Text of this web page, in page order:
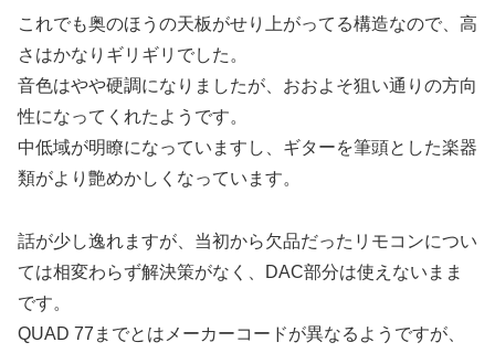
これでも奥のほうの天板がせり上がってる構造なので、高
さはかなりギリギリでした。
音色はやや硬調になりましたが、おおよそ狙い通りの方向
性になってくれたようです。
中低域が明瞭になっていますし、ギターを筆頭とした楽器
類がより艶めかしくなっています。
話が少し逸れますが、当初から欠品だったリモコンについ
ては相変わらず解決策がなく、DAC部分は使えないまま
です。
QUAD 77までとはメーカーコードが異なるようですが、